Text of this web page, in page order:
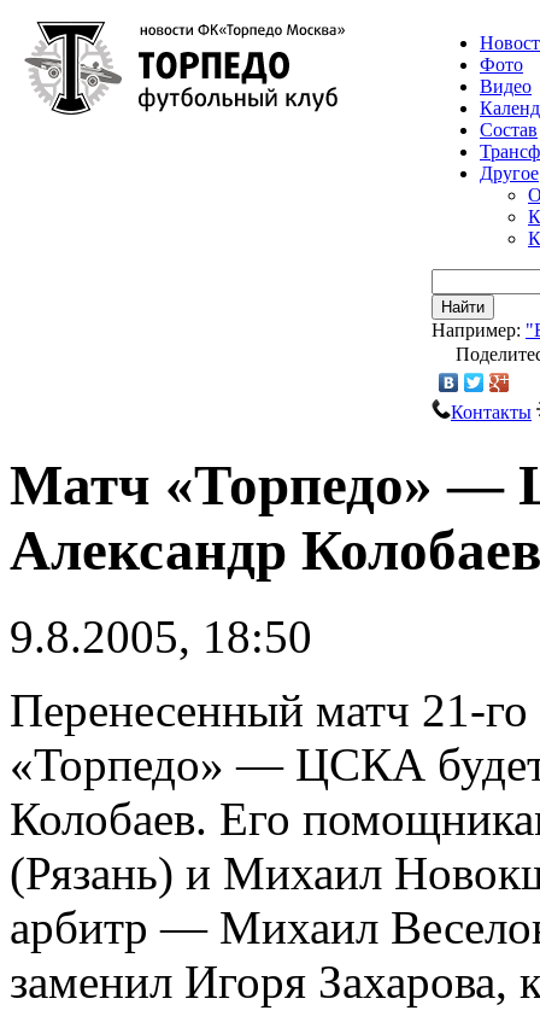
Фото
Видео
Состав
Другое
Найти
Например:
Контакты
Матч «Торпедо» —
Александр Колобаев
9.8.2005, 18:50
Перенесенный матч 21-
«Торпедо» — ЦСКА
Колобаев. Его
(Рязань) и Михаил
арбитр — Михаил
заменил Игоря Захарова,